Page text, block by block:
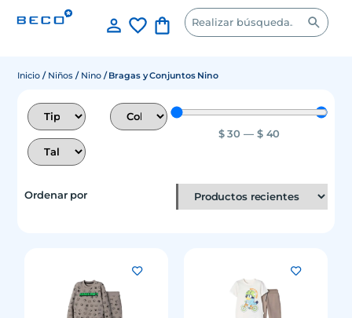
Inicio / Niños / Nino/ Bragas y Conjuntos Nino
$ 30 — $ 40
Ordenar por